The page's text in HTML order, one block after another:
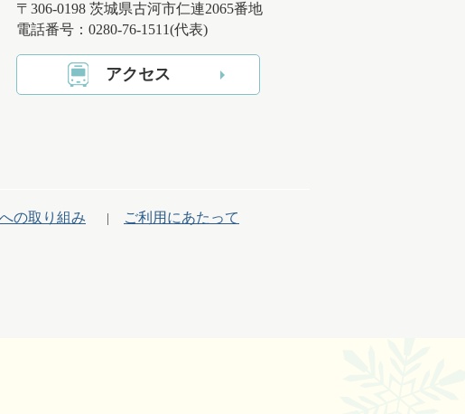
〒306-0198 茨城県古河市仁連2065番地
電話番号：0280-76-1511(代表)
アクセス
の取り組み ご利用にあたって